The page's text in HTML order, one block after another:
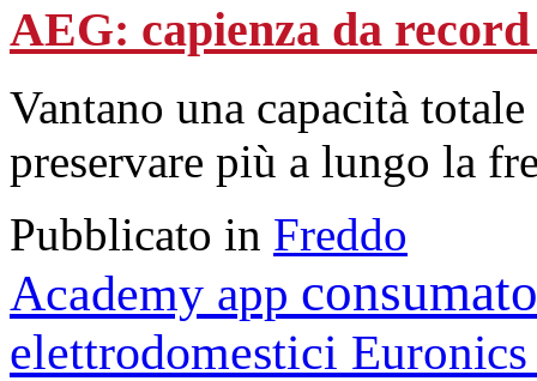
AEG: capienza da
Vantano una capacità
preservare più a lungo la
Pubblicato in Freddo
Academy app
elettrodomestici